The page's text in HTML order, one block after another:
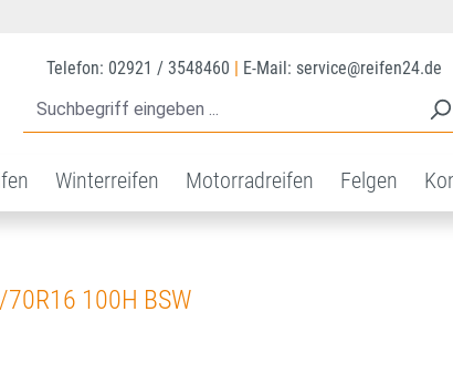
Telefon: 02921 / 3548460 E-Mail: service@reifen24.de
Winterreifen Motorradreifen Felgen
70R16 100H BSW